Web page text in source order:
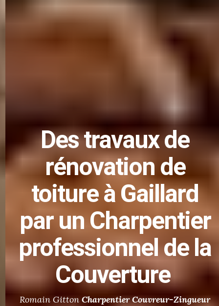
Destravaux de
rénovation de
toitureà Gaillard
par un Charpentier
professionnel de la
Couverture
Romain GittonCharpentier Couvreur-Zingueur